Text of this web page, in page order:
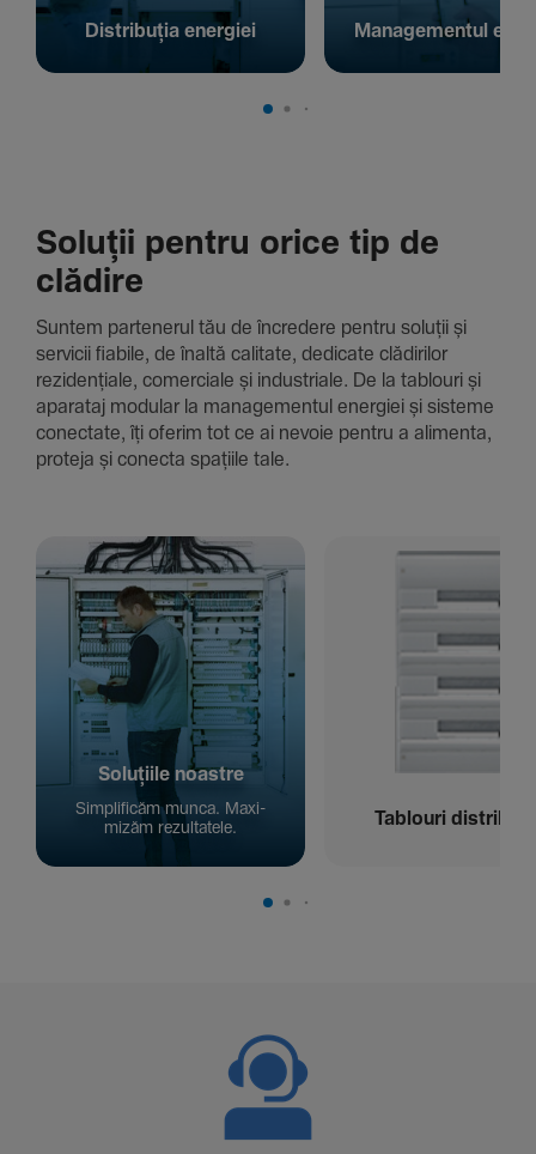
Distribuția energiei Managementul
Soluții pentru orice tip de
clădire
Suntem parte­nerul tău de încre­dere pentru soluții și
servicii fiabile, de înaltă cali­tate, dedi­cate clădi­rilor
rezi­den­țiale, comer­ciale și indus­triale. De la tablouri și
aparataj modular la managementul energiei și sisteme
conec­tate, îți oferim tot ce ai nevoie pentru a alimenta,
proteja și conecta spațiile tale.
Solu­țiile noastre
Simpli­ficăm munca. Maxi­
mizăm rezul­ta­tele.
Tablouri